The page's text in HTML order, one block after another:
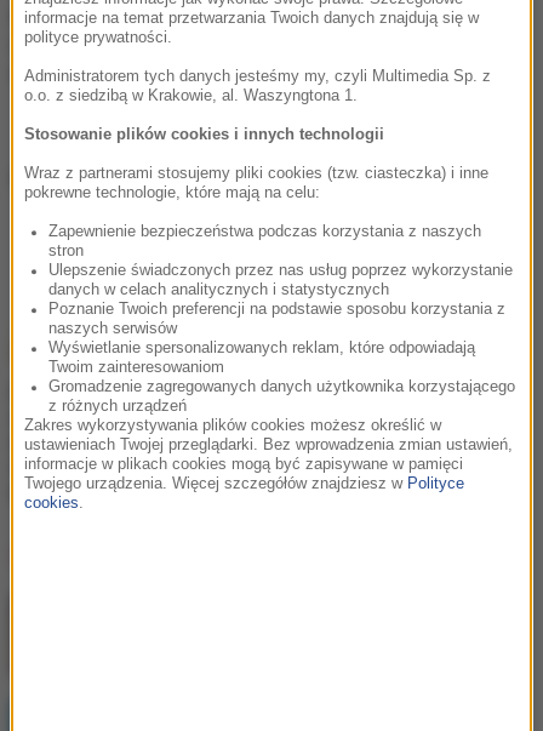
osobisty? Rząd
zapowiada zmiany w
mObywatel
aplikacja mObywatel wRMF Extra
RMF Extra: Aplikacja
mObywatel na równi z
dowodem osobistym?
Andruszkiewicz o
planach rządu
informacje na temat przetwarzania Twoich danych znajdują się w
polityce prywatności.
Administratorem tych danych jesteśmy my, czyli Multimedia Sp. z
o.o. z siedzibą w Krakowie, al. Waszyngtona 1.
Stosowanie plików cookies i innych technologii
Wraz z partnerami stosujemy pliki cookies (tzw. ciasteczka) i inne
pokrewne technologie, które mają na celu:
Zapewnienie bezpieczeństwa podczas korzystania z naszych
stron
Ulepszenie świadczonych przez nas usług poprzez wykorzystanie
danych w celach analitycznych i statystycznych
Poznanie Twoich preferencji na podstawie sposobu korzystania z
naszych serwisów
Wyświetlanie spersonalizowanych reklam, które odpowiadają
Twoim zainteresowaniom
Gromadzenie zagregowanych danych użytkownika korzystającego
z różnych urządzeń
Zakres wykorzystywania plików cookies możesz określić w
ustawieniach Twojej przeglądarki. Bez wprowadzenia zmian ustawień,
informacje w plikach cookies mogą być zapisywane w pamięci
Twojego urządzenia. Więcej szczegółów znajdziesz w Polityce
cookies.